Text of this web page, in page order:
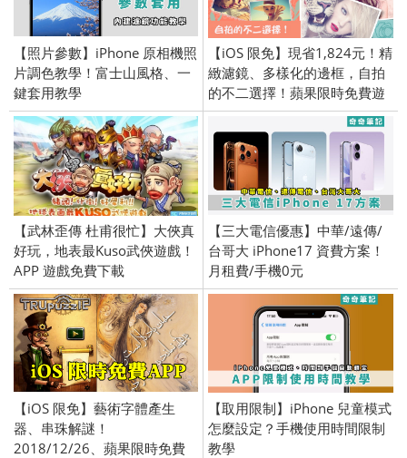
【照片參數】iPhone 原相機照
片調色教學！富士山風格、一
鍵套用教學
【iOS 限免】現省1,824元！精
緻濾鏡、多樣化的邊框，自拍
的不二選擇！蘋果限時免費遊
戲、應用軟體介紹 (iPhone／
iPad) 2016/6/6
【武林歪傳 杜甫很忙】大俠真
好玩，地表最Kuso武俠遊戲！
APP 遊戲免費下載
(Android/iPhone iOS)
【三大電信優惠】中華/遠傳/
台哥大 iPhone17 資費方案！
月租費/手機0元
【iOS 限免】藝術字體產生
器、串珠解謎！
2018/12/26、蘋果限時免費
【取用限制】iPhone 兒童模式
怎麼設定？手機使用時間限制
教學